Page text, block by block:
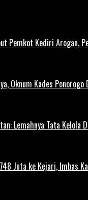
Pemkot Kediri Arogan,
Oknum Kades
Lemahnya Tata Kelola
Juta ke Kejari, Imbas